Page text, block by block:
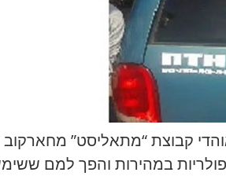
קבוצת “מתאליסט”
במהירות והפך למם